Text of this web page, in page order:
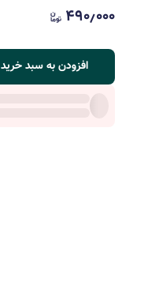
۴۹۰٫۰۰۰
افزودن به سبد خرید